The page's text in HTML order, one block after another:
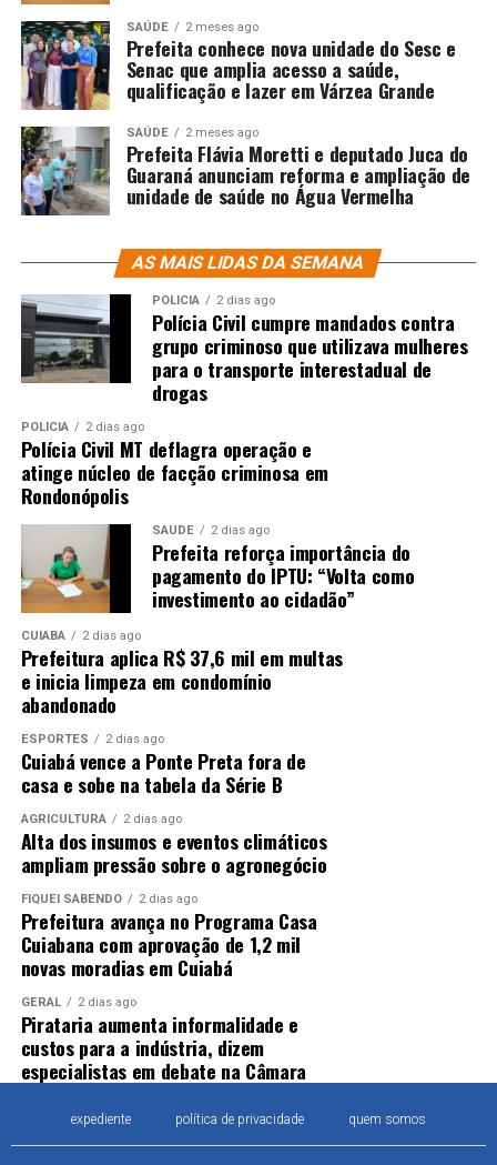
SAÚDE 2 meses ago
Prefeita conhece nova unidade do Sesc e
Senac que amplia acesso a saúde,
qualificação e lazer em Várzea Grande
SAÚDE 2 meses ago
Prefeita Flávia Moretti e deputado Juca do
Guaraná anunciam reforma e ampliação de
unidade de saúde no Água Vermelha
AS MAIS LIDAS DA SEMANA
POLÍCIA 2 dias ago
Polícia Civil cumpre mandados contra
grupo criminoso que utilizava mulheres
para o transporte interestadual de
drogas
POLÍCIA 2 dias ago
Polícia Civil MT deflagra operação e
atinge núcleo de facção criminosa em
Rondonópolis
SAÚDE 2 dias ago
Prefeita reforça importância do
pagamento do IPTU: “Volta como
investimento ao cidadão”
CUIABÁ 2 dias ago
Prefeitura aplica R$ 37,6 mil em multas
e inicia limpeza em condomínio
abandonado
ESPORTES 2 dias ago
Cuiabá vence a Ponte Preta fora de
casa e sobe na tabela da Série B
AGRICULTURA 2 dias ago
Alta dos insumos e eventos climáticos
ampliam pressão sobre o agronegócio
FIQUEI SABENDO 2 dias ago
Prefeitura avança no Programa Casa
Cuiabana com aprovação de 1,2 mil
novas moradias em Cuiabá
GERAL 2 dias ago
Pirataria aumenta informalidade e
custos para a indústria, dizem
especialistas em debate na Câmara
expediente política de privacidade quem somos